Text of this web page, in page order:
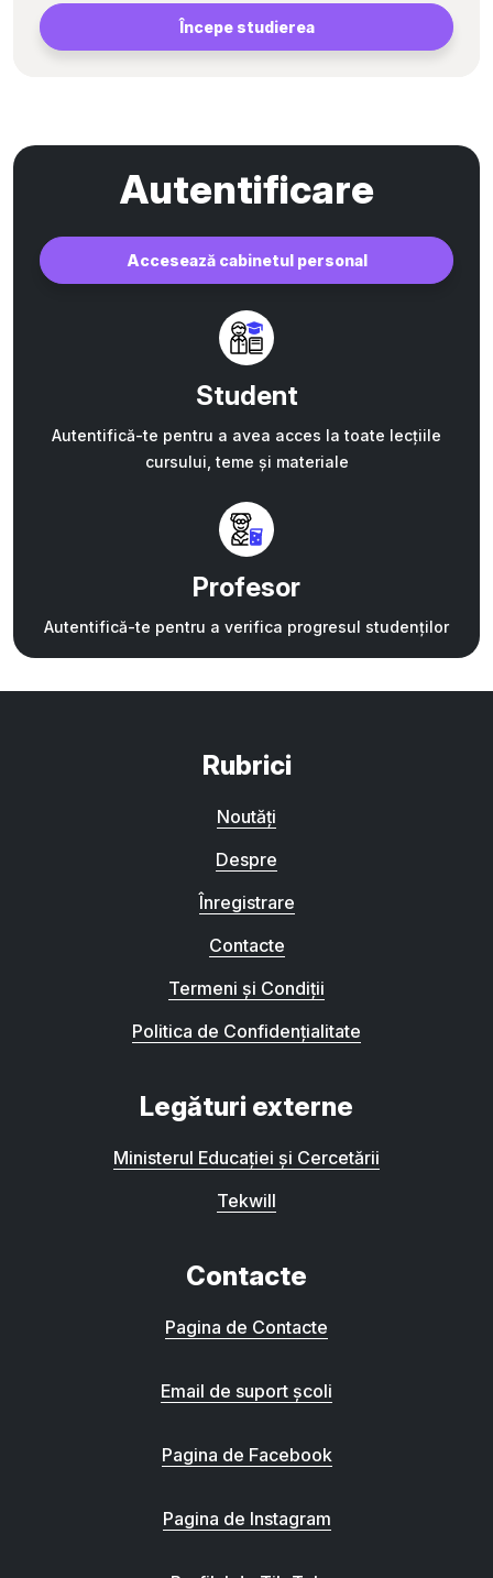
Începe studierea
Autentificare
Accesează cabinetul personal
Student
Autentifică-te pentru a avea acces la toate lecțiile
cursului, teme și materiale
Profesor
Autentifică-te pentru a verifica progresul studenților
Rubrici
Noutăți
Despre
Înregistrare
Contacte
Termeni și Condiții
Politica de Confidențialitate
Legături externe
Ministerul Educației și Cercetării
Tekwill
Contacte
Pagina de Contacte
Email de suport școli
Pagina de Facebook
Pagina de Instagram